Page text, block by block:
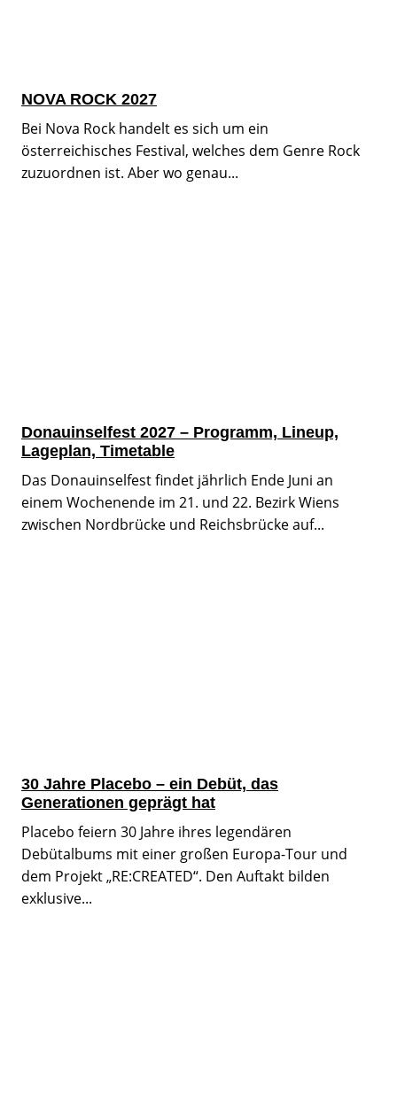
NOVA ROCK 2027
Bei Nova Rock handelt es sich um ein
österreichisches Festival, welches dem Genre Rock
zuzuordnen ist. Aber wo genau...
Donauinselfest 2027 – Programm, Lineup,
Lageplan, Timetable
Das Donauinselfest findet jährlich Ende Juni an
einem Wochenende im 21. und 22. Bezirk Wiens
zwischen Nordbrücke und Reichsbrücke auf...
30 Jahre Placebo – ein Debüt, das
Generationen geprägt hat
Placebo feiern 30 Jahre ihres legendären
Debütalbums mit einer großen Europa-Tour und
dem Projekt „RE:CREATED“. Den Auftakt bilden
exklusive...